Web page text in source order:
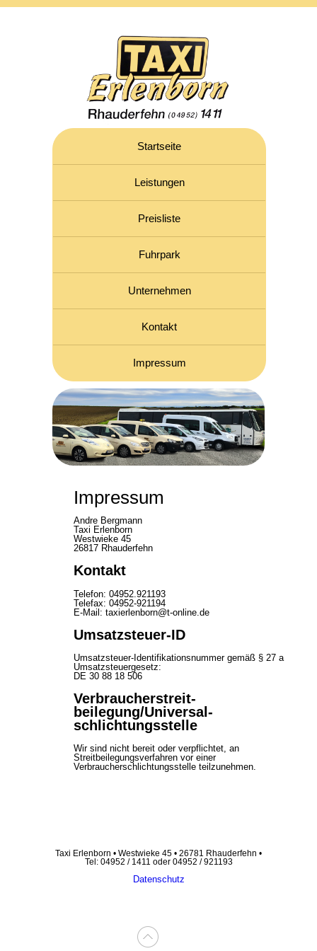
Startseite
Leistungen
Preisliste
Fuhrpark
Unternehmen
Kontakt
Impressum
Impressum
Andre Bergmann
Taxi Erlenborn
Westwieke 45
26817 Rhauderfehn
Kontakt
Telefon: 04952.921193
Telefax: 04952-921194
E-Mail: taxierlenborn@t-online.de
Umsatzsteuer-ID
Umsatzsteuer-Identifikationsnummer gemäß § 27 a
Umsatzsteuergesetz:
DE 30 88 18 506
Verbraucher­streit­
beilegung/Universal­
schlichtungs­stelle
Wir sind nicht bereit oder verpflichtet, an
Streitbeilegungsverfahren vor einer
Verbraucherschlichtungsstelle teilzunehmen.
Taxi Erlenborn • Westwieke 45 • 26781 Rhauderfehn •
Tel: 04952 / 1411 oder 04952 / 921193
Datenschutz